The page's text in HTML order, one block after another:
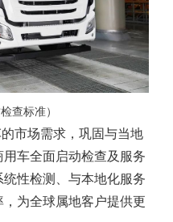
查标准）
市场需求，巩固与当地
车全面启动检查及服务
性检测、与本地化服务
为全球属地客户提供更